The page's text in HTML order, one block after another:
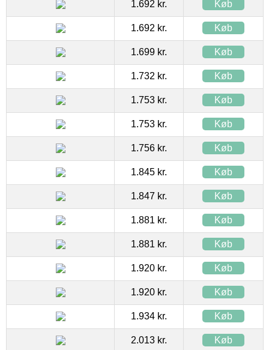
1.692 kr. Køb
1.692 kr. Køb
1.699 kr. Køb
1.732 kr. Køb
1.753 kr. Køb
1.753 kr. Køb
1.756 kr. Køb
1.845 kr. Køb
1.847 kr. Køb
1.881 kr. Køb
1.881 kr. Køb
1.920 kr. Køb
1.920 kr. Køb
1.934 kr. Køb
2.013 kr. Køb